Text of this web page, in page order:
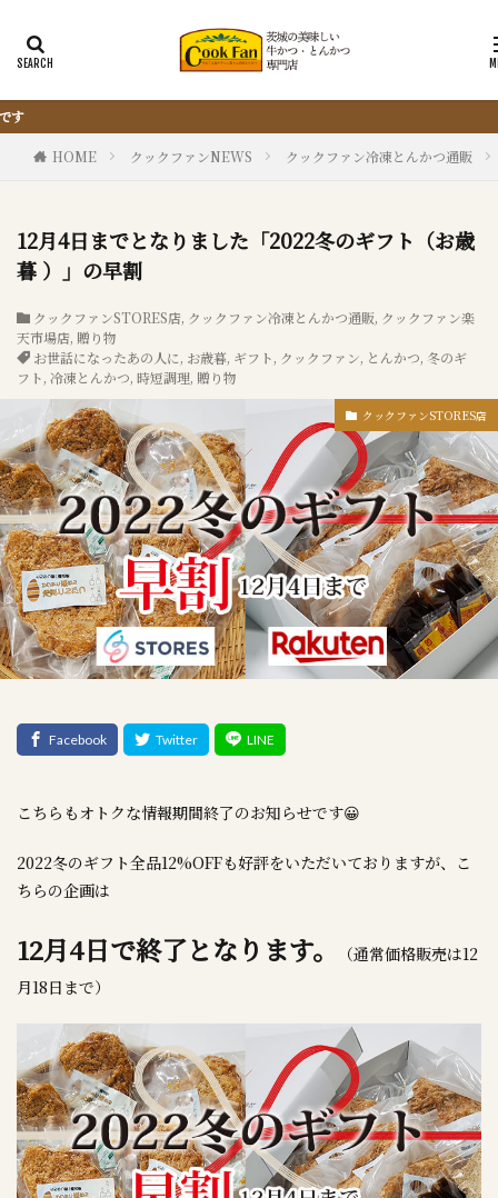
HOME クックファンNEWS クックファン冷凍とんかつ通販
12月4日までとなりました「2022冬のギフト（お歳
暮 ）」の早割
クックファンSTORES店, クックファン冷凍とんかつ通販, クックファン楽
天市場店, 贈り物
お世話になったあの人に, お歳暮, ギフト, クックファン, とんかつ, 冬のギ
フト, 冷凍とんかつ, 時短調理, 贈り物
クックファンSTORES店
こちらもオトクな情報期間終了のお知らせです😀
2022冬のギフト全品12%OFFも好評をいただいておりますが、こ
ちらの企画は
12月4日で終了となります。
（通常価格販売は12
月18日まで）